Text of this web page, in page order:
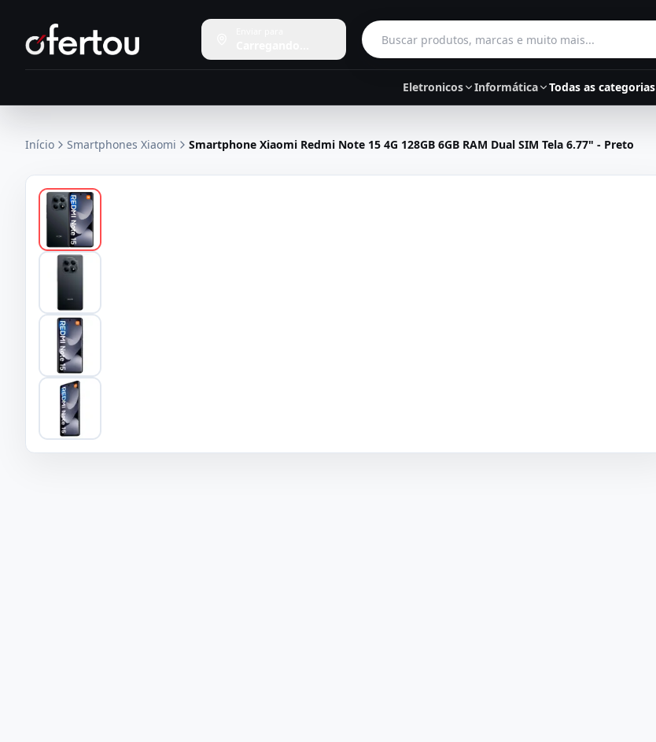
Buscar produtos
Eletronicos Informática Todas as categorias
Início Smartphones Xiaomi Smartphone Xiaomi Redmi Note 15 4G 128GB 6GB RAM Dual SIM Tela 6.77" - Preto